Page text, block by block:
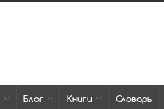
Блог Книги Словарь